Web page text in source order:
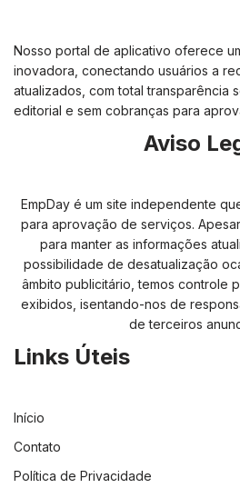
Nosso portal de aplicativo oferece
inovadora, conectando usuários a
atualizados, com total transparência
editorial e sem cobranças para
Aviso
EmpDay é um site independente
para aprovação de serviços.
para manter as informações
possibilidade de desatualização
âmbito publicitário, temos controle
exibidos, isentando-nos de
de terceiros
Links Úteis
Início
Contato
Política de Privacidade